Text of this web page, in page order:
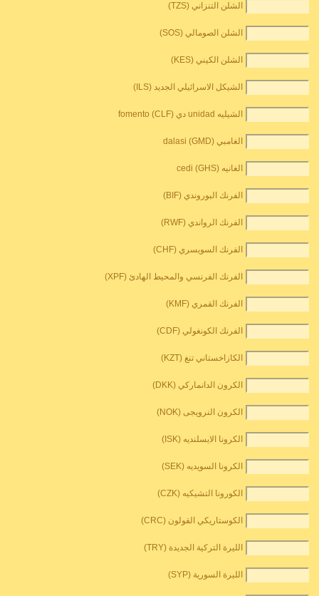
الشلن التنزاني (TZS)
الشلن الصومالي (SOS)
الشلن الكيني (KES)
الشيكل الاسرائيلي الجديد (ILS)
الشيليه unidad دي fomento (CLF)
الغامبي dalasi (GMD)
الغانيه cedi (GHS)
الفرنك البوروندي (BIF)
الفرنك الرواندي (RWF)
الفرنك السويسري (CHF)
الفرنك الفرنسي والمحيط الهادئ (XPF)
الفرنك القمري (KMF)
الفرنك الكونغولي (CDF)
الكازاخستاني تنغ (KZT)
الكرون الدانماركي (DKK)
الكرون النرويجى (NOK)
الكرونا الايسلنديه (ISK)
الكرونا السويديه (SEK)
الكورونا التشيكيه (CZK)
الكوستاريكي القولون (CRC)
الليرة التركية الجديدة (TRY)
الليرة السورية (SYP)